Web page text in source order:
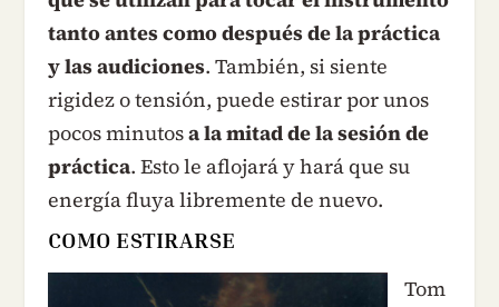
tanto antes como después de la práctica
y las audiciones. También, si siente
rigidez o tensión, puede estirar por unos
pocos minutosa la mitad de la sesión de
práctica. Esto le aflojará y hará que su
energía fluya libremente de nuevo.
COMO ESTIRARSE
Tom